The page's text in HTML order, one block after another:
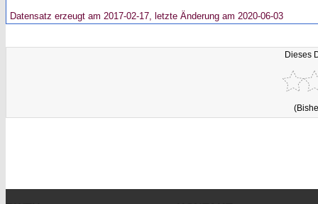
Datensatz erzeugt am 2017-02-17, letzte Änderung am 2020-06-03
Dieses